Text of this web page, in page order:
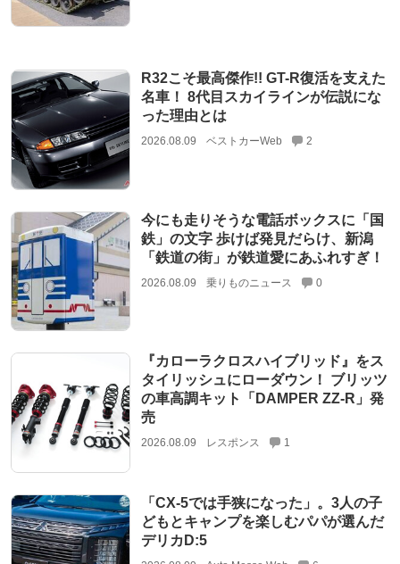
R32こそ最高傑作!! GT-R復活を支えた
名車！ 8代目スカイラインが伝説にな
った理由とは
2026.08.09 ベストカーWeb 2
今にも走りそうな電話ボックスに「国
鉄」の文字 歩けば発見だらけ、新潟
「鉄道の街」が鉄道愛にあふれすぎ！
2026.08.09 乗りものニュース 0
『カローラクロスハイブリッド』をス
タイリッシュにローダウン！ ブリッツ
の車高調キット「DAMPER ZZ-R」発
売
2026.08.09 レスポンス 1
「CX-5では手狭になった」。3人の子
どもとキャンプを楽しむパパが選んだ
デリカD:5